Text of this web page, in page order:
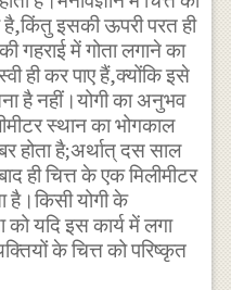
इसकी ऊपरी परत ही
गहराई में गोता लगाने का
ही कर पाए हैं,क्योंकि इसे
है नहीं।योगी का अनुभव
स्थान का भोगकाल
होता है;अर्थात् दस साल
ही चित्त के एक मिलीमीटर
है।किसी योगी के
यदि इस कार्य में लगा
के चित्त को परिष्कृत